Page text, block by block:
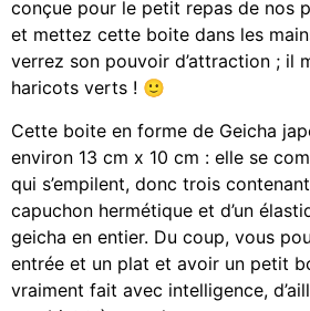
conçue pour le petit repas de nos
et mettez cette boite dans les
verrez son pouvoir d’attraction ; il
haricots verts ! 🙂
Cette boite en forme de Geicha
environ 13 cm x 10 cm : elle se
qui s’empilent, donc trois
capuchon hermétique et d’un
geicha en entier. Du coup, vous
entrée et un plat et avoir un petit
vraiment fait avec intelligence,